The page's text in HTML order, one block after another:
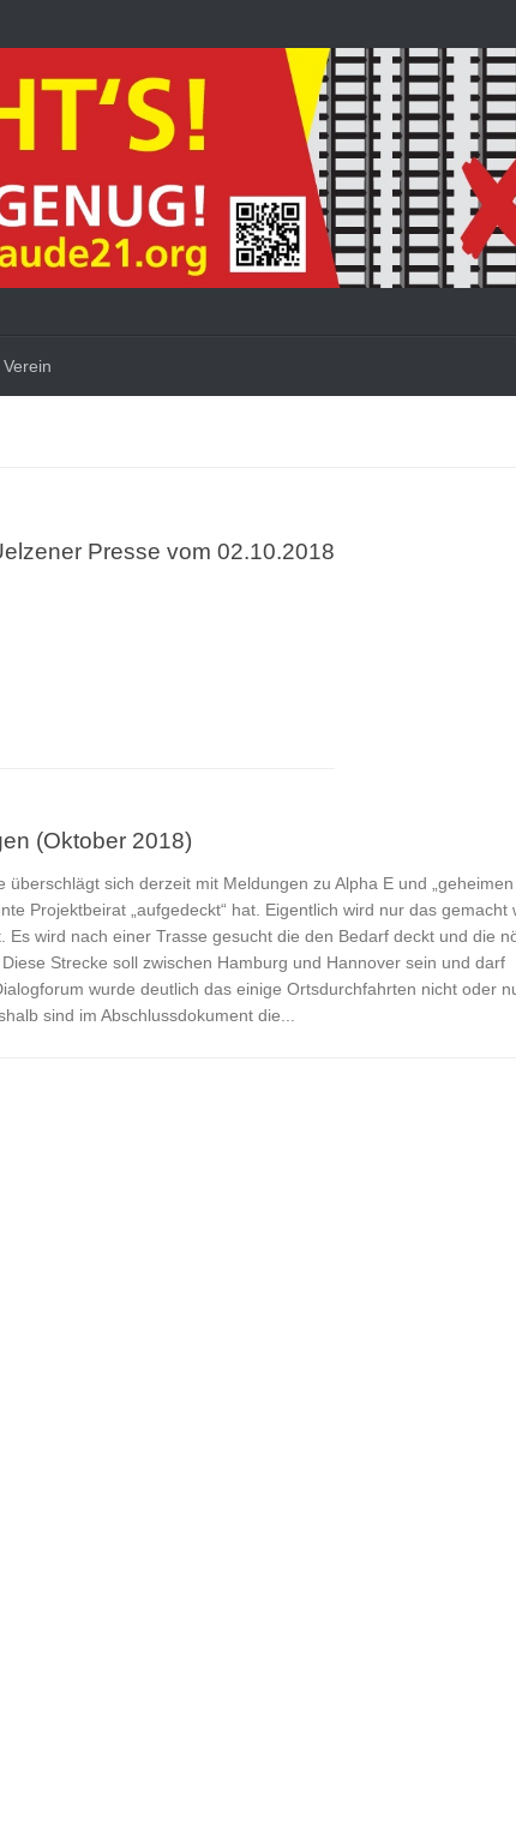
Verein
Presse vom 02.10.2018
(Oktober 2018)
überschlägt sich derzeit mit Meldungen zu Alpha E und „geheimen
Projektbeirat „aufgedeckt“ hat. Eigentlich wird nur das gemacht
Es wird nach einer Trasse gesucht die den Bedarf deckt und die
Strecke soll zwischen Hamburg und Hannover sein und darf
wurde deutlich das einige Ortsdurchfahrten nicht oder
sind im Abschlussdokument die...